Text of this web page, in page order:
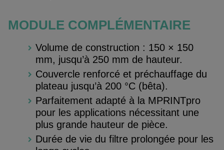
MODULE COMPLÉMENTAIRE
Volume de construction : 150 × 150
mm, jusqu’à 250 mm de hauteur.
Couvercle renforcé et préchauffage du
plateau jusqu’à 200 °C (bêta).
Parfaitement adapté à la MPRINTpro
pour les applications nécessitant une
plus grande hauteur de pièce.
Durée de vie du filtre prolongée pour les